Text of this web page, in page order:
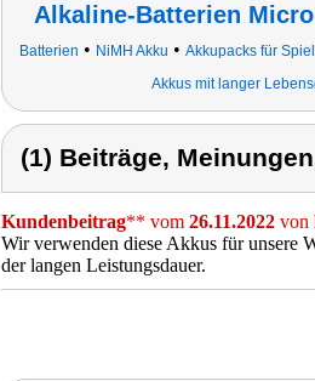
Alkaline-Batterien
Batterien • NiMH Akku • Akkupacks für
Akkus mit langer
(1) Beiträge,
Kundenbeitrag** vom 26.11.2022 von
Wir verwenden diese Akkus für unsere
der langen Leistungsdauer.